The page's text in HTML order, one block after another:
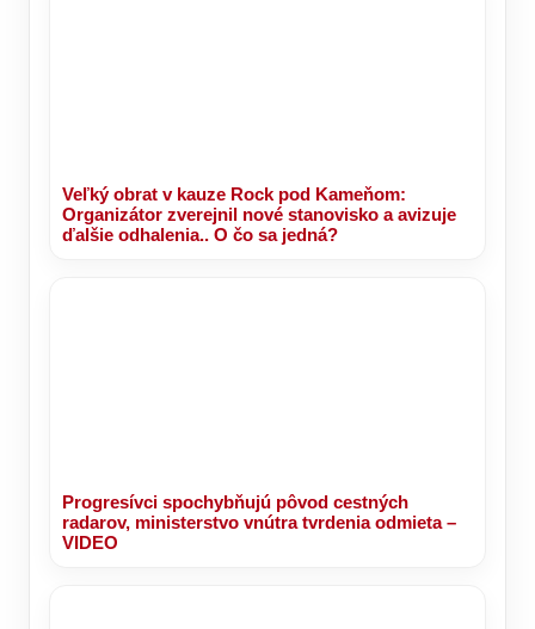
Veľký obrat v kauze Rock pod Kameňom:
Organizátor zverejnil nové stanovisko a avizuje
ďalšie odhalenia.. O čo sa jedná?
Progresívci spochybňujú pôvod cestných
radarov, ministerstvo vnútra tvrdenia odmieta –
VIDEO